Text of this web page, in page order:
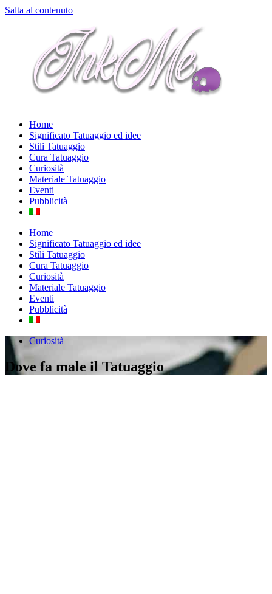
Salta al contenuto
Home
Significato Tatuaggio ed idee
Stili Tatuaggio
Cura Tatuaggio
Curiosità
Materiale Tatuaggio
Eventi
Pubblicità
Home
Significato Tatuaggio ed idee
Stili Tatuaggio
Cura Tatuaggio
Curiosità
Materiale Tatuaggio
Eventi
Pubblicità
Curiosità
Dove fa male il Tatuaggio